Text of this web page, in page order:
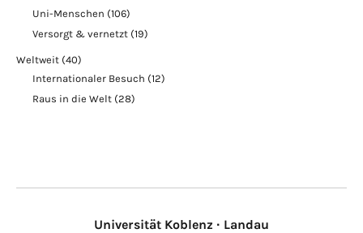
Uni-Menschen (106)
Versorgt & vernetzt (19)
Weltweit (40)
Internationaler Besuch (12)
Raus in die Welt (28)
Universität Koblenz · Landau